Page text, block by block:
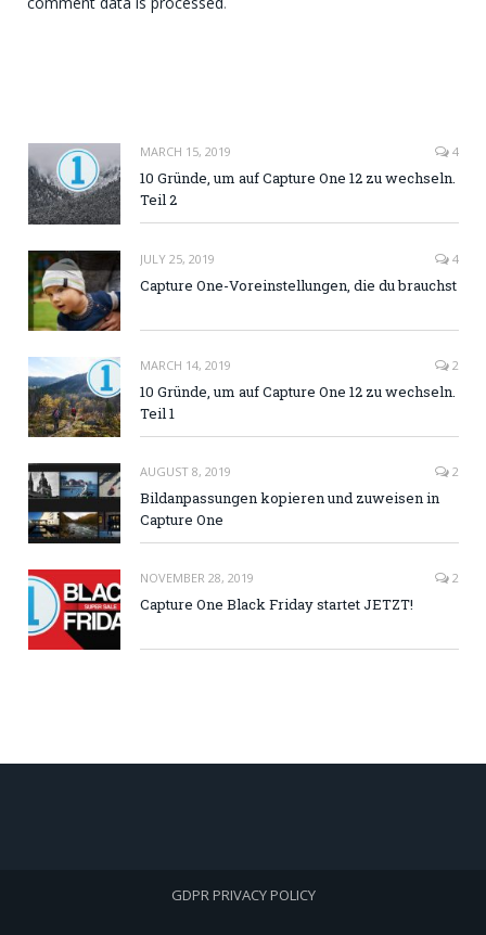
MARCH 15, 2019 4
10 Gründe, um auf Capture One 12 zu wechseln.
Teil 2
JULY 25, 2019 4
Capture One-Voreinstellungen, die du brauchst
MARCH 14, 2019 2
10 Gründe, um auf Capture One 12 zu wechseln.
Teil 1
AUGUST 8, 2019 2
Bildanpassungen kopieren und zuweisen in
Capture One
NOVEMBER 28, 2019 2
Capture One Black Friday startet JETZT!
GDPR PRIVACY POLICY